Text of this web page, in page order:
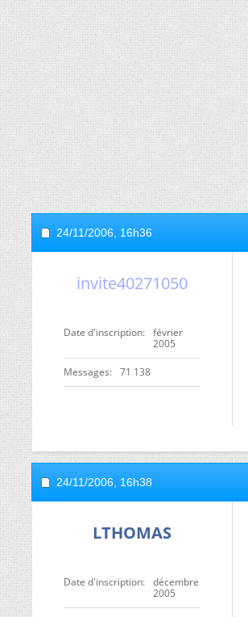
24/11/2006, 16h36
invite40271050
Date d'inscription
février
2005
Messages 71 138
24/11/2006, 16h38
LTHOMAS
Date d'inscription
décembre
2005